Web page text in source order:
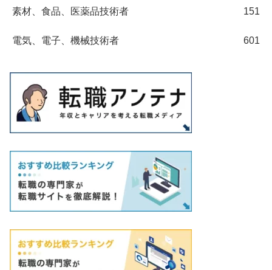
素材、食品、医薬品技術者 151
電気、電子、機械技術者 601